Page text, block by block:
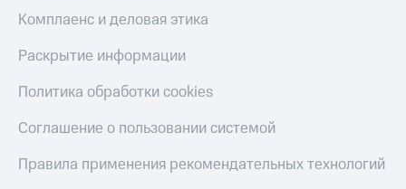
Комплаенс и деловая этика
Раскрытие информации
Политика обработки cookies
Соглашение о пользовании системой
Правила применения рекомендательных технологий